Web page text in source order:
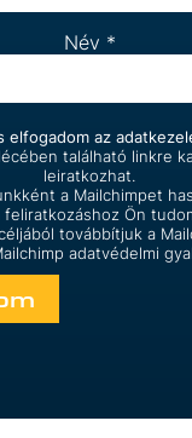
Név *
elfogadom az
található linkre
leiratkozhat.
a Mailchimpet
Ön
továbbítjuk a
adatvédelmi